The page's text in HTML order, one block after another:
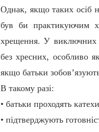
Однак, якщо таких осіб
був би практикуючим
хрещення. У виключних
без хресних, особливо
якщо батьки
В такому разі:
• батьки проходять
• підтверджують